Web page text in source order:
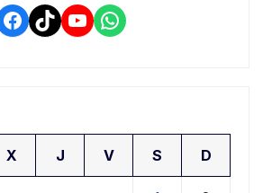
Facebook
TikTokYouTube
WhatsApp
X J V S D